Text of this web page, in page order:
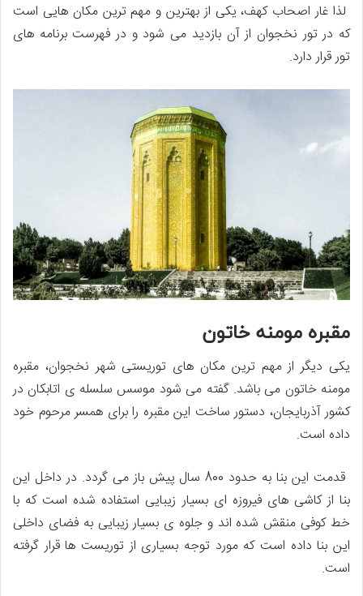
لذا غار اصحاب کهف، یکی از بهترین و مهم ترین مکان هایی است
که در تور نخجوان از آن بازدید می شود و در فهرست برنامه های
تور قرار دارد.
مقبره مومنه خاتون
یکی دیگر از مهم ترین مکان های توریستی شهر نخجوان، مقبره
مومنه خاتون می باشد. گفته می شود موسس سلسله ی اتابکان در
کشور آذربایجان، دستور ساخت این مقبره را برای همسر مرحوم خود
داده است.
قدمت این بنا به حدود 800 سال پیش باز می گردد. در داخل این
بنا از کاشی های فیروزه ای بسیار زیبایی استفاده شده است که با
خط کوفی منقش شده اند و جلوه ی بسیار زیبایی به فضای داخلی
این بنا داده است که مورد توجه بسیاری از توریست ها قرار گرفته
است.